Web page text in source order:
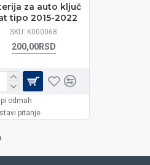
SKU: K000068
za auto ključ
tipo 2015-2022
200,00RSD
odmah
pitanje